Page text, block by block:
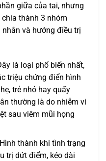
giữa của tai, nhưng
thành 3 nhóm
và hướng điều trị
là loại phổ biến nhất,
triệu chứng điển hình
trẻ nhỏ hay quấy
thường là do nhiễm vi
sau viêm mũi họng
Hình thành khi tình trạng
trị dứt điểm, kéo dài